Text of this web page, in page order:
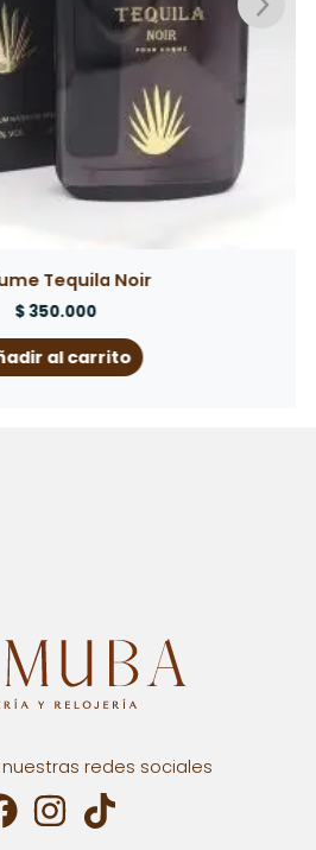
Tequila Noir
$350.000
al carrito
redes sociales